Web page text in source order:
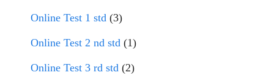
Online Test 1 std (3)
Online Test 2 nd std (1)
Online Test 3 rd std (2)